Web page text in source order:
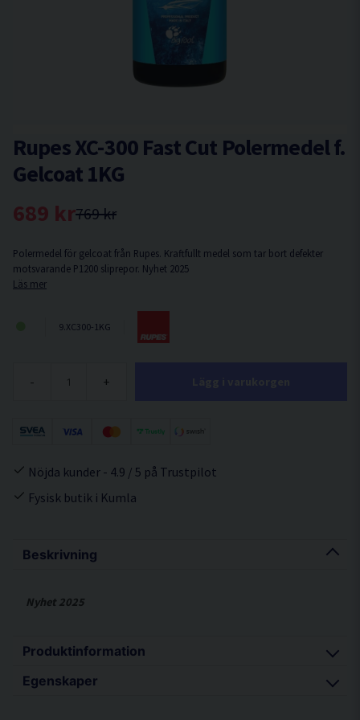
Beskrivning
Nyhet 2025
Produktinformation
Marine XC-300 är ett medium/grovt polermedel för gelcoat och
Egenskaper
Rupes XC-300 Fast Cut Polermedel f.
Gelcoat 1KG
769 kr
689 kr
Polermedel för gelcoat från Rupes. Kraftfullt medel som tar bort defekter
motsvarande P1200 sliprepor. Nyhet 2025
Läs mer
9.XC300-1KG
- +
Nöjda kunder - 4.9 / 5 på Trustpilot
Fysisk butik i Kumla